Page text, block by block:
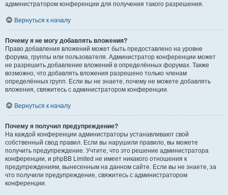
администратором конференции для получения такого разрешения.
Вернуться к началу
Почему я не могу добавлять вложения?
Право добавления вложений может быть предоставлено на уровне
форума, группы или пользователя. Администратор конференции может
не разрешить добавление вложений в определённых форумах. Также
возможно, что добавлять вложения разрешено только членам
определённых групп. Если вы не знаете, почему не можете добавлять
вложения, свяжитесь с администратором конференции.
Вернуться к началу
Почему я получил предупреждение?
На каждой конференции администраторы устанавливают свой
собственный свод правил. Если вы нарушили правило, вы можете
получить предупреждение. Учтите, что это решение администратора
конференции, и phpBB Limited не имеет никакого отношения к
предупреждениям, вынесенным на данном сайте. Если вы не знаете, за
что получили предупреждение, свяжитесь с администратором
конференции.